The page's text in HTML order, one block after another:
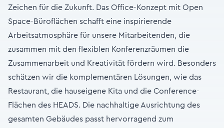
Zeichen für die Zukunft. Das Office-Konzept mit Open
Space-Büroflächen schafft eine inspirierende
Arbeitsatmosphäre für unsere Mitarbeitenden, die
zusammen mit den flexiblen Konferenzräumen die
Zusammenarbeit und Kreativität fördern wird. Besonders
schätzen wir die komplementären Lösungen, wie das
Restaurant, die hauseigene Kita und die Conference-
Flächen des HEADS. Die nachhaltige Ausrichtung des
gesamten Gebäudes passt hervorragend zum